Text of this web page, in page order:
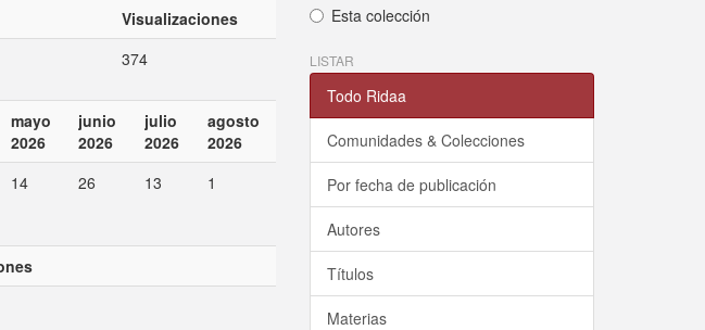
Visualizaciones
374
mayo
2026
junio
2026
julio
2026
agosto
2026
14 26 13 1
Esta colección
LISTAR
Todo Ridaa
Comunidades & Colecciones
Por fecha de publicación
Autores
Títulos
Materias